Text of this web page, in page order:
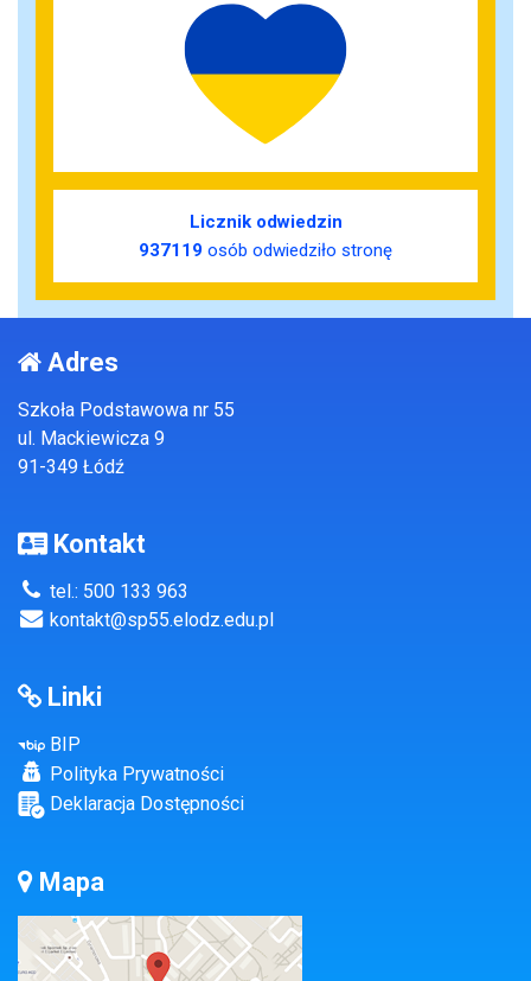
Licznik odwiedzin
937119 osób odwiedziło stronę
Adres
Szkoła Podstawowa nr 55
ul. Mackiewicza 9
91-349 Łódź
Kontakt
tel.: 500 133 963
kontakt@sp55.elodz.edu.pl
Linki
BIP
Polityka Prywatności
Deklaracja Dostępności
Mapa